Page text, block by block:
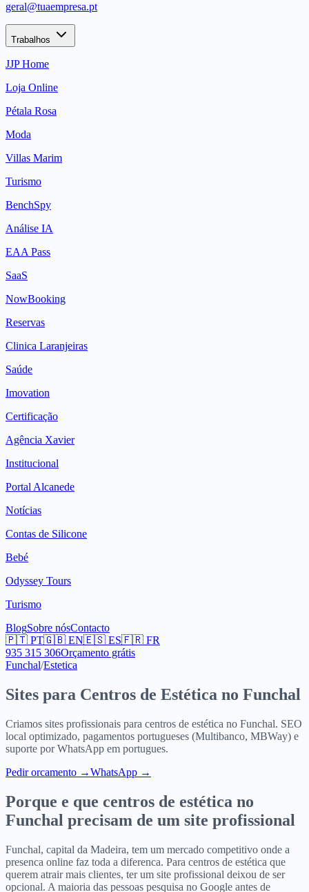
geral@tuaempresa.pt
Trabalhos
JJP Home
Loja Online
Pétala Rosa
Moda
Villas Marim
Turismo
BenchSpy
Análise IA
EAA Pass
SaaS
NowBooking
Reservas
Clinica Laranjeiras
Saúde
Imovation
Certificação
Agência Xavier
Institucional
Portal Alcanede
Notícias
Contas de Silicone
Bebé
Odyssey Tours
Turismo
BlogSobre nósContacto
🇵🇹 PT🇬🇧 EN🇪🇸 ES🇫🇷 FR
935 315 306Orçamento grátis
Funchal/Estetica
Sites para Centros de Estética no Funchal
Criamos sites profissionais para centros de estética no Funchal. SEO
local optimizado, pagamentos portugueses (Multibanco, MBWay) e
suporte por WhatsApp em portugues.
Pedir orcamento →WhatsApp →
Porque e que centros de estética no
Funchal precisam de um site profissional
Funchal, capital da Madeira, tem um mercado competitivo onde a
presenca online faz toda a diferenca. Para centros de estética que
querem atrair mais clientes, ter um site profissional deixou de ser
opcional. A maioria das pessoas pesquisa no Google antes de